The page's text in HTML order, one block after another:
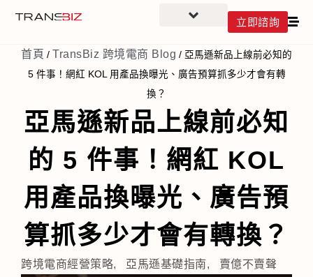
立即諮詢
首頁 / TransBiz 跨境電商 Blog / 亞馬遜新品上線前必知的
5 件事！網紅 KOL 用產品換曝光、廣告預算抓多少才會有轉
換？
亞馬遜新品上線前必知
的 5 件事！網紅 KOL
用產品換曝光、廣告預
算抓多少才會有轉換？
跨境電商經營策略, 亞馬遜基礎指南, 賣億不賣聲